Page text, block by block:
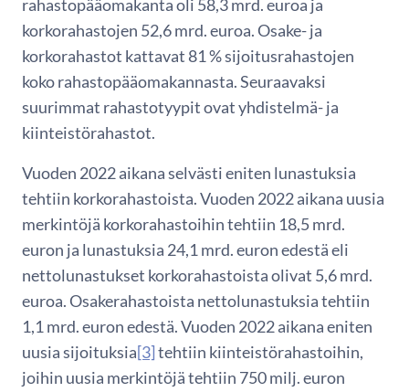
rahastopääomakanta oli 58,3 mrd. euroa ja
korkorahastojen 52,6 mrd. euroa. Osake- ja
korkorahastot kattavat 81 % sijoitusrahastojen
koko rahastopääomakannasta. Seuraavaksi
suurimmat rahastotyypit ovat yhdistelmä- ja
kiinteistörahastot.
Vuoden 2022 aikana selvästi eniten lunastuksia
tehtiin korkorahastoista. Vuoden 2022 aikana uusia
merkintöjä korkorahastoihin tehtiin 18,5 mrd.
euron ja lunastuksia 24,1 mrd. euron edestä eli
nettolunastukset korkorahastoista olivat 5,6 mrd.
euroa. Osakerahastoista nettolunastuksia tehtiin
1,1 mrd. euron edestä. Vuoden 2022 aikana eniten
uusia sijoituksia[3]tehtiin kiinteistörahastoihin,
joihin uusia merkintöjä tehtiin 750 milj. euron